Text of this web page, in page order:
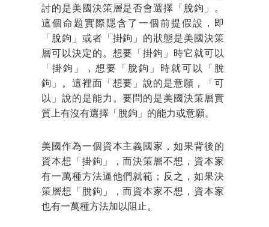
討的是美國決策層是否會選擇「脫鉤」。
這個命題實際隱含了一個前提假設，即
「脫鉤」或者「掛鉤」的狀態是美國決策
層可以決定的。想要「掛鉤」時它就可以
「掛鉤」，想要「脫鉤」時就可以「脫
鉤」。這裡面「想要」說的是意願，「可
以」說的是能力。要問的是美國決策層實
質上有沒有選擇「脫鉤」的能力或意願。
美國作為一個資本主義國家，如果背後的
資本想「掛鉤」，而決策層不想，資本家
有一萬種方法逼他們就範；反之，如果決
策層想「脫鉤」，而資本家不想，資本家
也有一萬種方法加以阻止。